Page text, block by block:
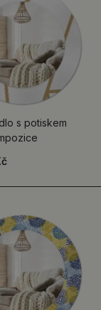
s potiskem